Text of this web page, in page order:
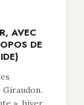
AVEC
DE
Giraudon.